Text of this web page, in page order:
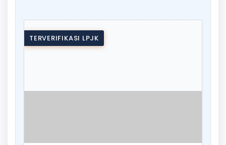
TERVERIFIKASI LPJK